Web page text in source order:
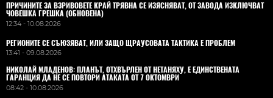
ПРИЧИНИТЕ ЗА ВЗРИВОВЕТЕ КРАЙ ТРЯВНА СЕ ИЗЯСНЯВАТ, ОТ ЗАВОДА ИЗКЛЮЧВАТ
ЧОВЕШКА ГРЕШКА (ОБНОВЕНА)
12:34 - 10.08.2026
РЕГИОНИТЕ СЕ СЪЮЗЯВАТ, ИЛИ ЗАЩО ЩРАУСОВАТА ТАКТИКА Е ПРОБЛЕМ
13:41 - 09.08.2026
НИКОЛАЙ МЛАДЕНОВ: ПЛАНЪТ, ОТХВЪРЛЕН ОТ НЕТАНЯХУ, Е ЕДИНСТВЕНАТА
ГАРАНЦИЯ ДА НЕ СЕ ПОВТОРИ АТАКАТА ОТ 7 ОКТОМВРИ
08:42 - 10.08.2026